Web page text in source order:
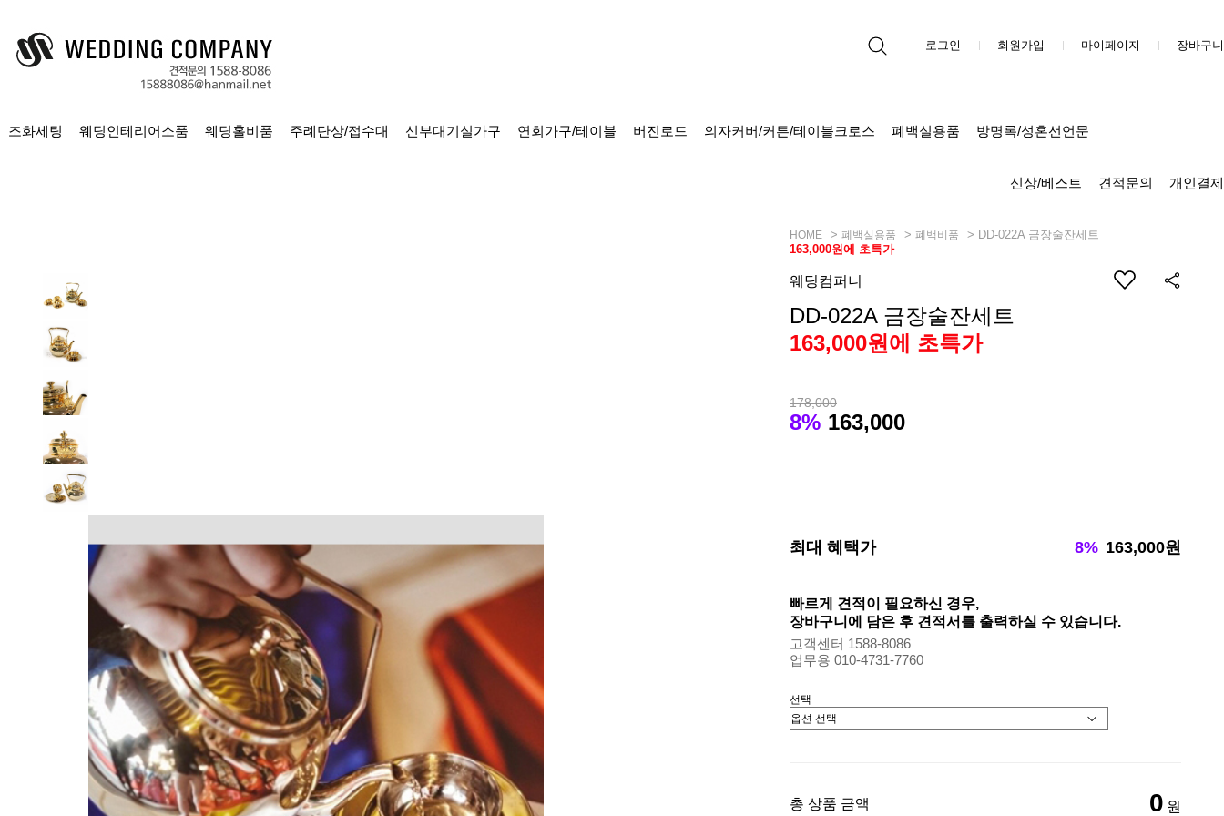
로그인 회원가입 마이페이지 장바구니
조화세팅 웨딩인테리어소품 웨딩홀비품 주례단상/접수대 신부대기실가구 연회가구/테이블 버진로드 의자커버/커튼/테이블크로스 폐백실용품 방명록/성혼선언문
신상/베스트 견적문의 개인결제
HOME > 폐백실용품 > 폐백비품
> DD-022A 금장술잔세트
163,000원에 초특가
웨딩컴퍼니
DD-022A 금장술잔세트
163,000원에 초특가
178,000
8% 163,000
최대 혜택가 8% 163,000원
빠르게 견적이 필요하신 경우,
장바구니에 담은 후 견적서를 출력하실 수 있습니다.
고객센터 1588-8086
업무용 010-4731-7760
선택
총 상품 금액 0 원